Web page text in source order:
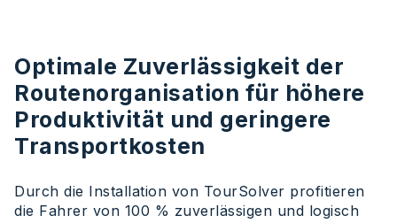
Optimale Zuverlässigkeit der
Routenorganisation für höhere
Produktivität und geringere
Transportkosten
Durch die Installation von TourSolver profitieren
die Fahrer von 100 % zuverlässigen und logisch